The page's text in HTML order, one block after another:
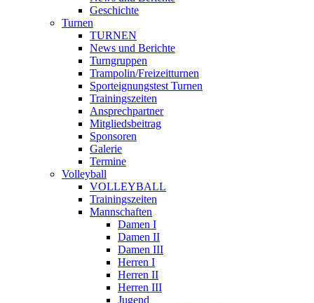
Geschichte
Turnen
TURNEN
News und Berichte
Turngruppen
Trampolin/Freizeitturnen
Sporteignungstest Turnen
Trainingszeiten
Ansprechpartner
Mitgliedsbeitrag
Sponsoren
Galerie
Termine
Volleyball
VOLLEYBALL
Trainingszeiten
Mannschaften
Damen I
Damen II
Damen III
Herren I
Herren II
Herren III
Jugend